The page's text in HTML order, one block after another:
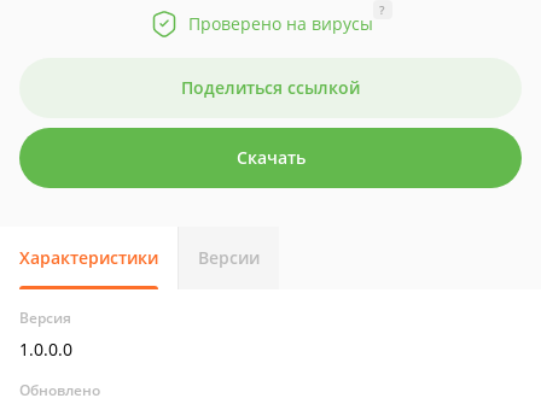
Проверено на вирусы
?
Поделиться ссылкой
Скачать
Характеристики Версии
Версия
1.0.0.0
Обновлено